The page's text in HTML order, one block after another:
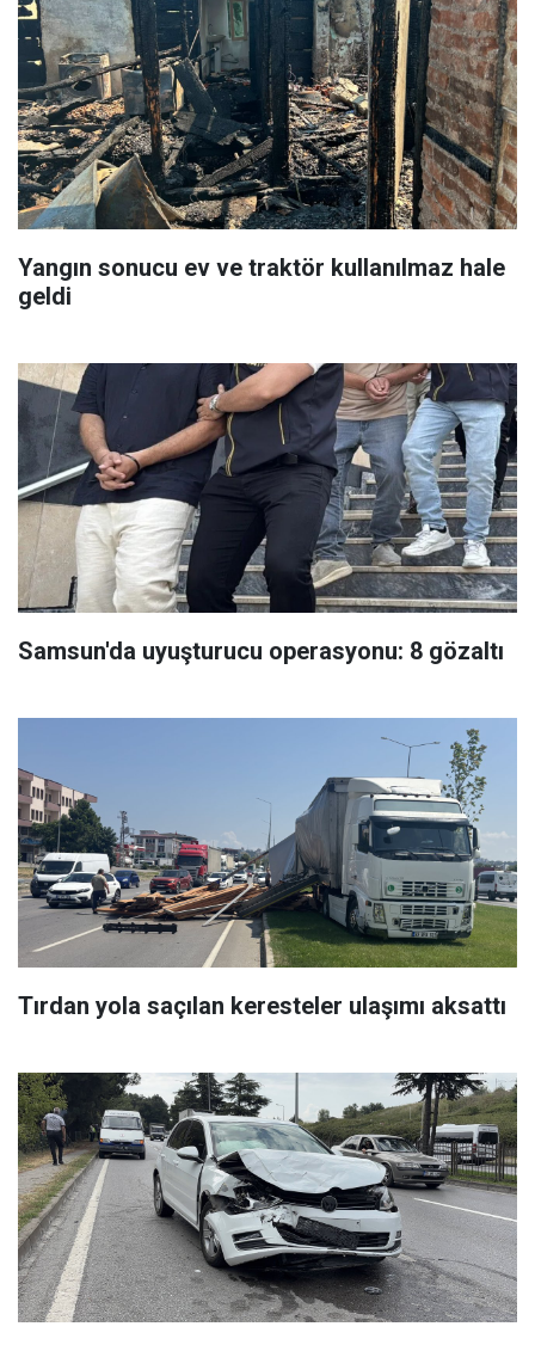
Yangın sonucu ev ve traktör kullanılmaz hale
geldi
Samsun'da uyuşturucu operasyonu: 8 gözaltı
Tırdan yola saçılan keresteler ulaşımı aksattı